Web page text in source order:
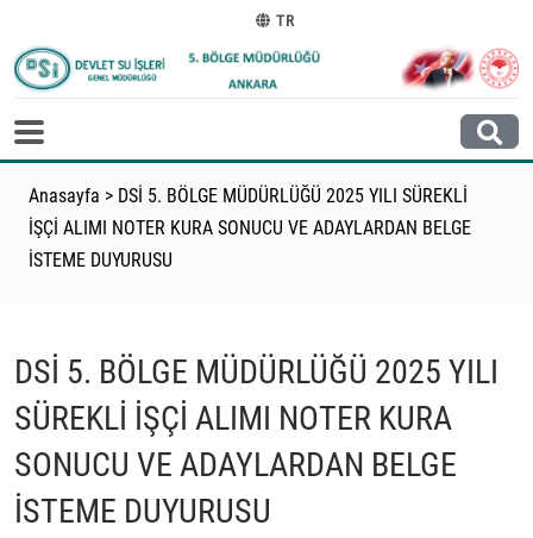
TR
Anasayfa > DSİ 5. BÖLGE MÜDÜRLÜĞÜ 2025 YILI SÜREKLİ
İŞÇİ ALIMI NOTER KURA SONUCU VE ADAYLARDAN BELGE
İSTEME DUYURUSU
DSİ 5. BÖLGE MÜDÜRLÜĞÜ 2025 YILI
SÜREKLİ İŞÇİ ALIMI NOTER KURA
SONUCU VE ADAYLARDAN BELGE
İSTEME DUYURUSU